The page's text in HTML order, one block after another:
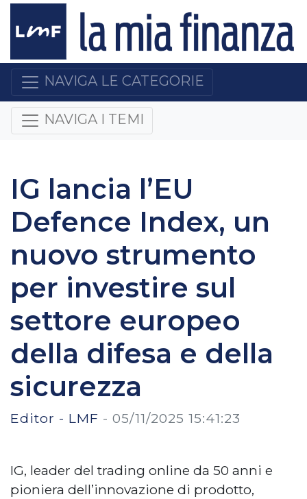
NAVIGA LE CATEGORIE
NAVIGA I TEMI
IG lancia l’EU
Defence Index, un
nuovo strumento
per investire sul
settore europeo
della difesa e della
sicurezza
Editor - LMF - 05/11/2025 15:41:23
IG, leader del trading online da 50 anni e
pioniera dell’innovazione di prodotto,